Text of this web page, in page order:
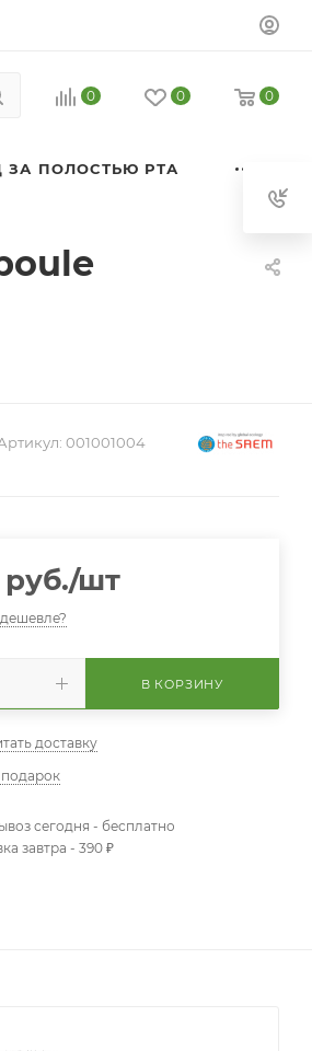
0 0 0
ЗА ПОЛОСТЬЮ РТА
001001004
руб./шт
В КОРЗИНУ
доставку
сегодня - бесплатно
завтра - 390 ₽